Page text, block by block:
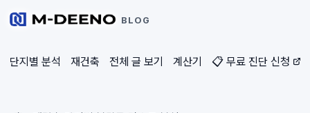
BLOG
단지별 분석 재건축 전체 글 보기 계산기 📋 무료 진단 신청